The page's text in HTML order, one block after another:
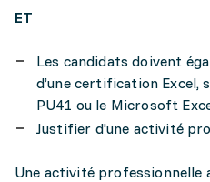
ET
Les candidats doivent
d’une certification Excel,
PU41 ou le Microsoft
Justifier d'une activité
Une activité professionnelle